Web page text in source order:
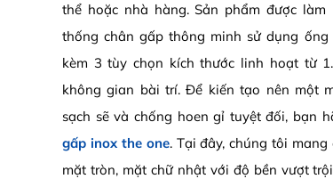
thể hoặc nhà hàng. Sản phẩm được
thống chân gấp thông minh sử dụng
kèm 3 tùy chọn kích thước linh hoạt từ
không gian bài trí. Để kiến tạo nên một
sạch sẽ và chống hoen gỉ tuyệt đối, bạn
gấp inox the one. Tại đây, chúng tôi
mặt tròn, mặt chữ nhật với độ bền vượt